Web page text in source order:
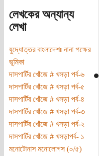
লেখকের অন্যান্য
লেখা
যুদ্ধোত্তর বাংলাদেশঃ নানা পক্ষের
ভূমিকা
দাসপার্টির খোঁজে # খসড়া পর্ব-৬
দাসপার্টির খোঁজে # খসড়া পর্ব-৫
দাসপার্টির খোঁজে # খসড়া পর্ব-৪
দাসপার্টির খোঁজে # খসড়া পর্ব-৩
দাসপার্টির খোঁজে # খসড়া পর্ব-২
দাসপার্টির খোঁজে # খসড়াপর্ব- ১
মনোটোনাস মনোলোগস (০/৫)